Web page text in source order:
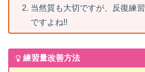
当然質も大切ですが、反復練
ですよね!!
練習量改善方法